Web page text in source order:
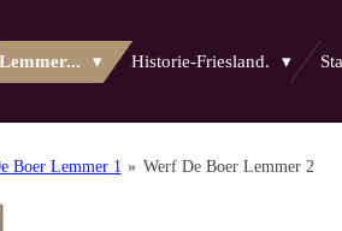
Lemmer... Historie-Friesland.
Boer Lemmer 1 » Werf De Boer Lemmer 2